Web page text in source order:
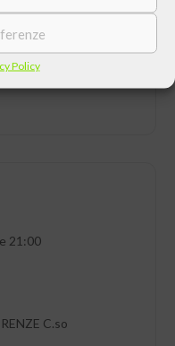
Policy
21:00
C.so